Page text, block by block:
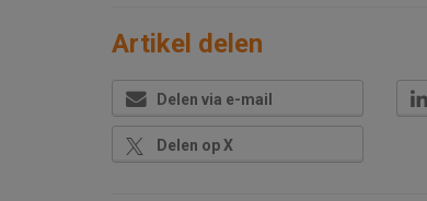
Artikel delen
Delen via e-mail
Delen op X